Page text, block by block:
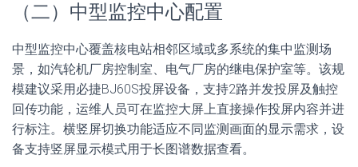
（二）中型监控中心配置
中型监控中心覆盖核电站相邻区域或多系统的集中监测场
景，如汽轮机厂房控制室、电气厂房的继电保护室等。该规
模建议采用必捷BJ60S投屏设备，支持2路并发投屏及触控
回传功能，运维人员可在监控大屏上直接操作投屏内容并进
行标注。横竖屏切换功能适应不同监测画面的显示需求，设
备支持竖屏显示模式用于长图谱数据查看。